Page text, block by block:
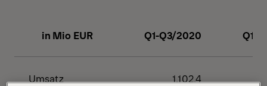
in Mio EUR Q1-Q3/2020 Q1-
Umsatz 1.102,4